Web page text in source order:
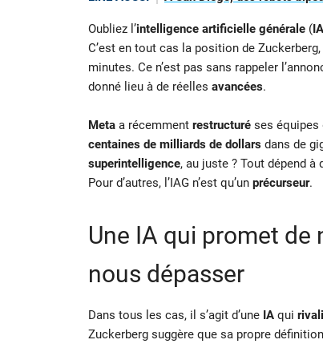
Oubliez l’intelligence artificielle générale(
C’est en tout cas la position de
minutes. Ce n’est pas sans rappeler
donné lieu à de réelles avancées.
Metaa récemment restructuréses équipes
centaines de milliards de dollarsdans de
superintelligence, au juste ? Tout dépend à
Pour d’autres, l’IAG n’est qu’un précurseur.
Une IA qui promet
nous dépasser
Dans tous les cas, il s’agit d’une IAqui
Zuckerberg suggère que sa propre